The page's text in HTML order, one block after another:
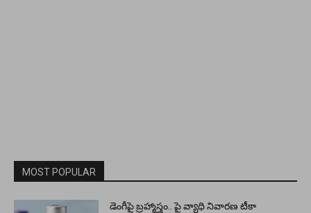
MOST POPULAR
డెంగీపై బ్రహ్మాస్త్రం.. పై వ్యాధి నివారణ టీకా